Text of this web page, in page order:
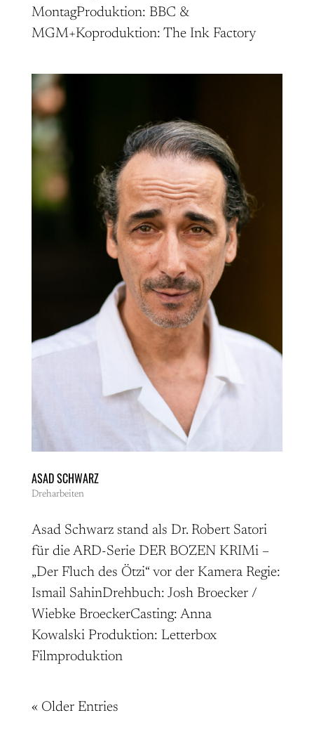
MontagProduktion: BBC &
MGM+Koproduktion: The Ink Factory
ASAD SCHWARZ
Dreharbeiten
Asad Schwarz stand als Dr. Robert Satori
für die ARD-Serie DER BOZEN KRIMi –
„Der Fluch des Ötzi“ vor der Kamera Regie:
Ismail SahinDrehbuch: Josh Broecker /
Wiebke BroeckerCasting: Anna
Kowalski Produktion: Letterbox
Filmproduktion
« Older Entries